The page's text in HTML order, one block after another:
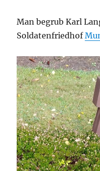
Man begrub Karl
Soldatenfriedhof